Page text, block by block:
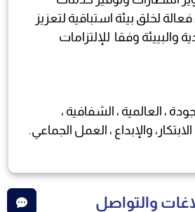
لخلق بيئة استباقية لتعزيز
والبييئة وفقا للإلتزامات
، العالمية ، الشفافية ،
والإبداع ، العمل الجماعي.
والتواصل